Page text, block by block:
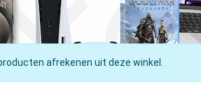
afrekenen uit deze winkel.